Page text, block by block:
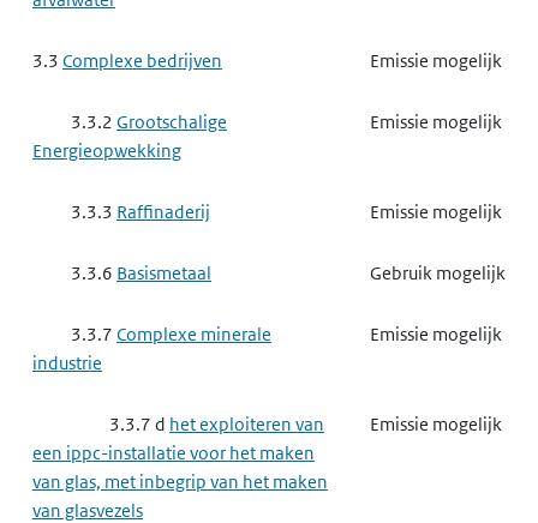
3.3 Complexe bedrijven Emissie mogelijk
3.3.2 Grootschalige
Energieopwekking
Emissie mogelijk
3.3.3 Raffinaderij Emissie mogelijk
3.3.6 Basismetaal Gebruik mogelijk
3.3.7 Complexe minerale
industrie
Emissie mogelijk
3.3.7 d het exploiteren van
een ippc-installatie voor het maken
van glas, met inbegrip van het maken
van glasvezels
Emissie mogelijk